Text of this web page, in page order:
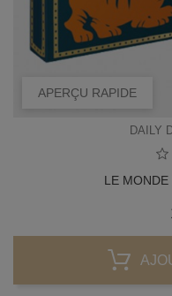
APERÇU RAPIDE
DAILY
LE